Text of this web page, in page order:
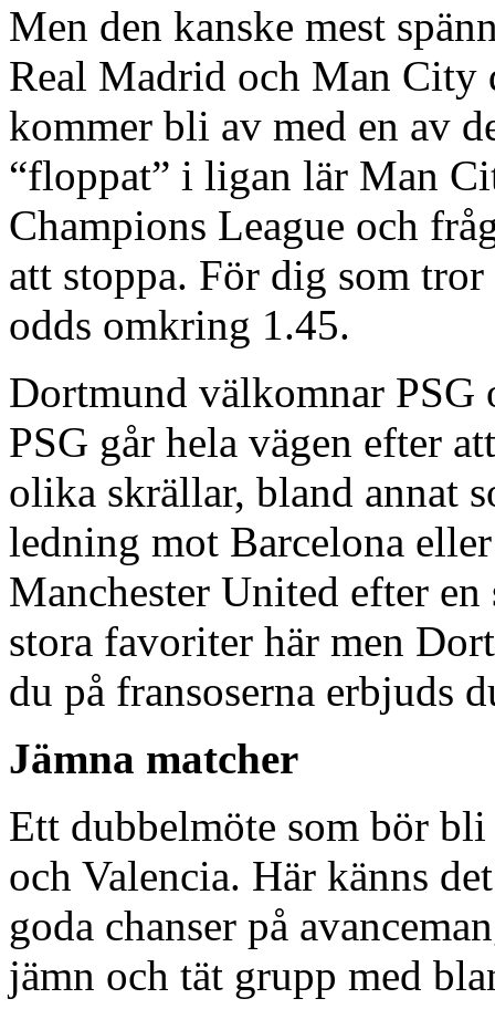
Men den kanske mest
Real Madrid och Man City
kommer bli av med en av
“floppat” i ligan lär Man
Champions League och
att stoppa. För dig som
odds omkring 1.45.
Dortmund välkomnar PSG
PSG går hela vägen efter
olika skrällar, bland annat
ledning mot Barcelona
Manchester United efter
stora favoriter här men
du på fransoserna erbjuds
Jämna matcher
Ett dubbelmöte som bör
och Valencia. Här känns
goda chanser på
jämn och tät grupp med